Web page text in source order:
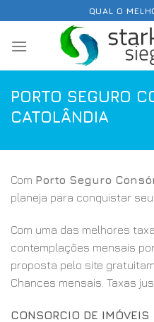
content
QUAL O
PORTO SEGURO
CATOLÂNDIA
Com Porto Seguro
planeja para conquistar
Com uma das melhores
contemplações mensais
proposta pelo site
Chances mensais. Taxas
CONSORCIO DE IMÓVEIS